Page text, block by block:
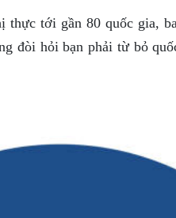
tới gần 80 quốc gia,
đòi hỏi bạn phải từ bỏ